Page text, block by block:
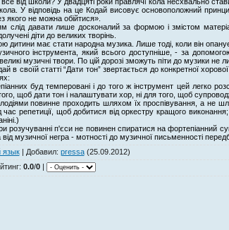
У відповідь на це Кодай висовує основоположний
якого не можна обійтися».
слід давати лише досконалий за формою і змістом
діти до великих творінь.
дитини має стати народна музика. Лише тоді, коли він
інструмента, який всього доступніше, - за
музичні твори. По цій дорозі зможуть піти до музики не
в своїй статті “Дати тон” звертається до конкретної
буд темперовані і до того ж інструмент цей легко
щоб дати тон і налаштувати хор, ні для того, щоб
повинне проходить шляхом їх проспівування, а не
час репетиції, щоб добитися від оркестру кращого
розучуванні п'єси не повинен спиратися на фортепіанний
музичної негра - мотності до музичної письменності
язык| Добавил: pressa(25.09.2012)
: 0.0/0|